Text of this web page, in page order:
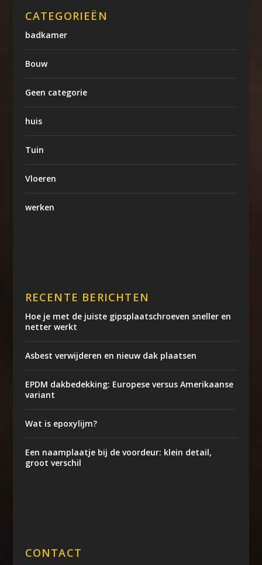
CATEGORIEËN
badkamer
Bouw
Geen categorie
huis
Tuin
Vloeren
werken
RECENTE BERICHTEN
Hoe je met de juiste gipsplaatschroeven sneller en
netter werkt
Asbest verwijderen en nieuw dak plaatsen
EPDM dakbedekking: Europese versus Amerikaanse
variant
Wat is epoxylijm?
Een naamplaatje bij de voordeur: klein detail,
groot verschil
CONTACT